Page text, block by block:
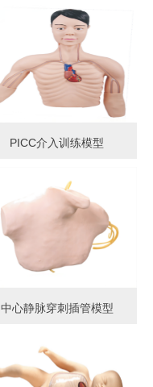
PICC介入训练模型
中心静脉穿刺插管模型